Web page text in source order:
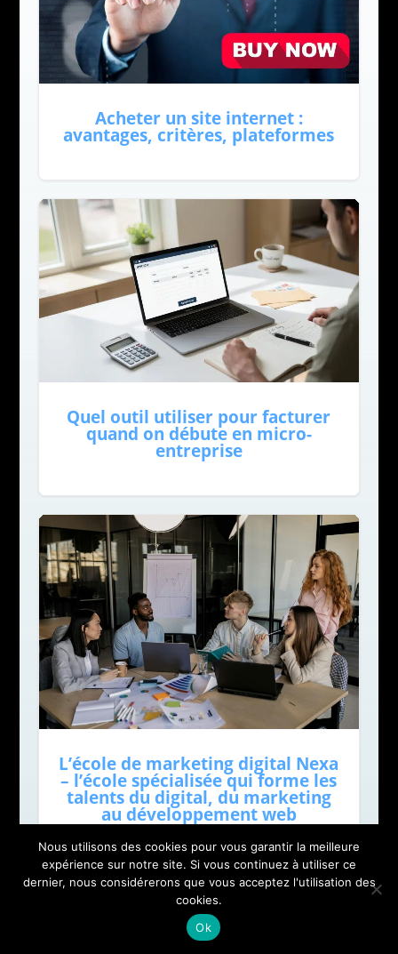
Acheter un site internet :
avantages, critères, plateformes
Quel outil utiliser pour facturer
quand on débute en micro-
entreprise
L’école de marketing digital Nexa
– l’école spécialisée qui forme les
talents du digital, du marketing
au développement web
Nous utilisons des cookies pour vous garantir la meilleure
expérience sur notre site. Si vous continuez à utiliser ce
dernier, nous considérerons que vous acceptez l'utilisation des
cookies.
Ok